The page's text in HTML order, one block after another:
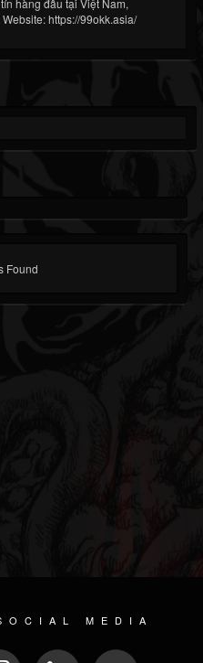
hàng đầu tại Việt Nam,
https://99okk.asia/
Found
MEDIA